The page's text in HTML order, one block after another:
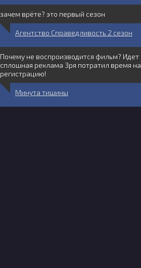
зачем врёте? это первый сезон
Агентство Справедливость 2 сезон
Почему не воспроизводится фильм? Идет
сплошная реклама Зря потратил время на
регистрацию!
Минута тишины